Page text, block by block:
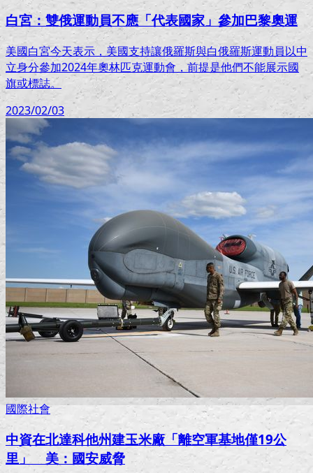
白宮：雙俄運動員不應「代表國家」參加巴黎奧運
美國白宮今天表示，美國支持讓俄羅斯與白俄羅斯運動員以中
立身分參加2024年奧林匹克運動會，前提是他們不能展示國
旗或標誌。
2023/02/03
國際社會
中資在北達科他州建玉米廠「離空軍基地僅19公
里」 美：國安威脅